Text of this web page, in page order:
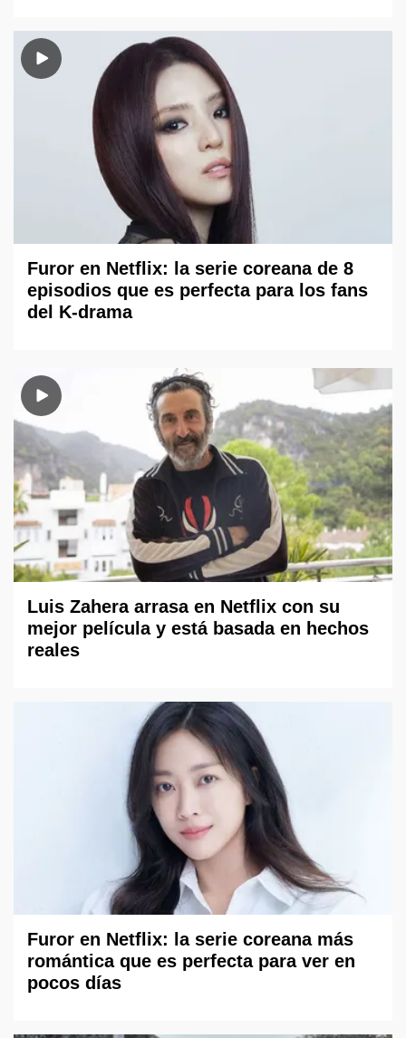
Furor en Netflix: la serie coreana de 8
episodios que es perfecta para los fans
del K-drama
Luis Zahera arrasa en Netflix con su
mejor película y está basada en hechos
reales
Furor en Netflix: la serie coreana más
romántica que es perfecta para ver en
pocos días